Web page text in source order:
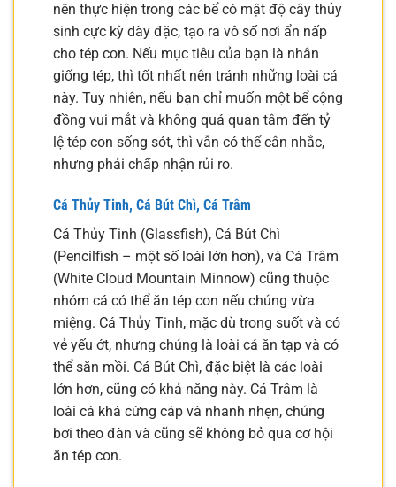
nên thực hiện trong các bể có mật độ cây thủy
sinh cực kỳ dày đặc, tạo ra vô số nơi ẩn nấp
cho tép con. Nếu mục tiêu của bạn là nhân
giống tép, thì tốt nhất nên tránh những loài cá
này. Tuy nhiên, nếu bạn chỉ muốn một bể cộng
đồng vui mắt và không quá quan tâm đến tỷ
lệ tép con sống sót, thì vẫn có thể cân nhắc,
nhưng phải chấp nhận rủi ro.
Cá Thủy Tinh, Cá Bút Chì, Cá Trâm
Cá Thủy Tinh (Glassfish), Cá Bút Chì
(Pencilfish – một số loài lớn hơn), và Cá Trâm
(White Cloud Mountain Minnow) cũng thuộc
nhóm cá có thể ăn tép con nếu chúng vừa
miệng. Cá Thủy Tinh, mặc dù trong suốt và có
vẻ yếu ớt, nhưng chúng là loài cá ăn tạp và có
thể săn mồi. Cá Bút Chì, đặc biệt là các loài
lớn hơn, cũng có khả năng này. Cá Trâm là
loài cá khá cứng cáp và nhanh nhẹn, chúng
bơi theo đàn và cũng sẽ không bỏ qua cơ hội
ăn tép con.